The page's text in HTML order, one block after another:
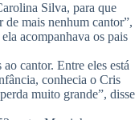
Silva, para que
de mais nenhum cantor”,
acompanhava os pais
cantor. Entre eles está
conhecia o Cris
muito grande”, disse